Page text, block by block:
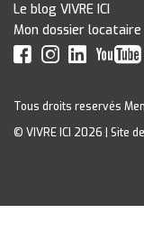
Le blog VIVRE ICI
Mon dossier locataire
Tous droits reservés
© VIVRE ICI 2026
| Site